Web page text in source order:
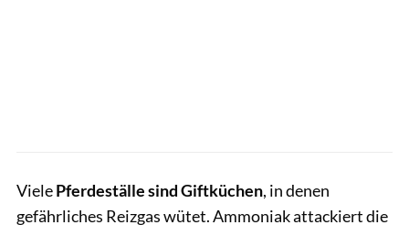
VielePferdeställe sind Giftküchen, in denen
gefährliches Reizgas wütet. Ammoniak attackiert die